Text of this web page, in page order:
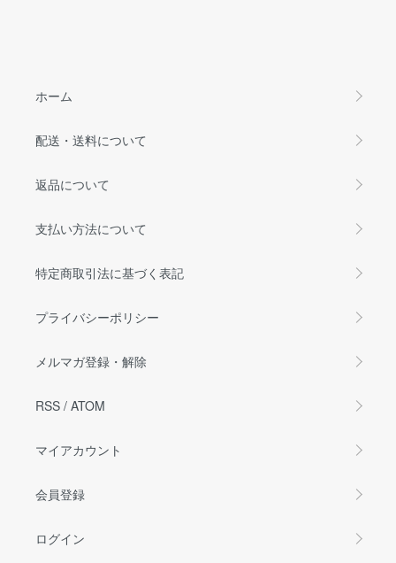
ホーム
配送・送料について
返品について
支払い方法について
特定商取引法に基づく表記
プライバシーポリシー
メルマガ登録・解除
RSS / ATOM
マイアカウント
会員登録
ログイン